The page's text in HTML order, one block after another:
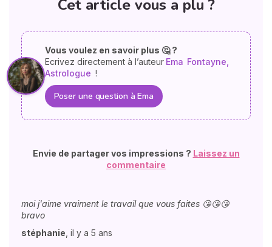
Cet article vous a plu ?
Vous voulez en savoir plus 🤔 ?
Ecrivez directement à l’auteur Ema Fontayne,
Astrologue !
Poser une question à Ema
Envie de partager vos impressions ? Laissez un
commentaire
moi j'aime vraiment le travail que vous faites 😘😘😘
bravo
stéphanie il y a 5 ans